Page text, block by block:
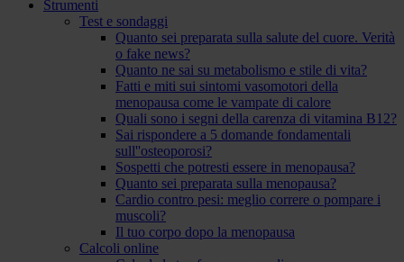
Strumenti
Test e sondaggi
Quanto sei preparata sulla salute del cuore. Verità
o fake news?
Quanto ne sai su metabolismo e stile di vita?
Fatti e miti sui sintomi vasomotori della
menopausa come le vampate di calore
Quali sono i segni della carenza di vitamina B12?
Sai rispondere a 5 domande fondamentali
sull''osteoporosi?
Sospetti che potresti essere in menopausa?
Quanto sei preparata sulla menopausa?
Cardio contro pesi: meglio correre o pompare i
muscoli?
Il tuo corpo dopo la menopausa
Calcoli online